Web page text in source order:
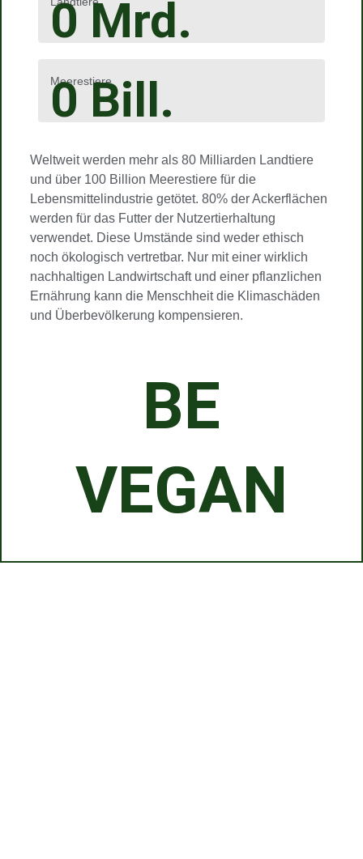
0 Mrd.
Meerestiere
0 Bill.
Weltweit werden mehr als 80 Milliarden Landtiere
und über 100 Billion Meerestiere für die
Lebensmittelindustrie getötet. 80% der Ackerflächen
werden für das Futter der Nutzertierhaltung
verwendet. Diese Umstände sind weder ethisch
noch ökologisch vertretbar. Nur mit einer wirklich
nachhaltigen Landwirtschaft und einer pflanzlichen
Ernährung kann die Menschheit die Klimaschäden
und Überbevölkerung kompensieren.
BE
VEGAN